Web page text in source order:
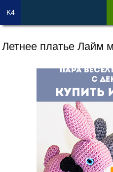
Летнее платье Лайм
K4